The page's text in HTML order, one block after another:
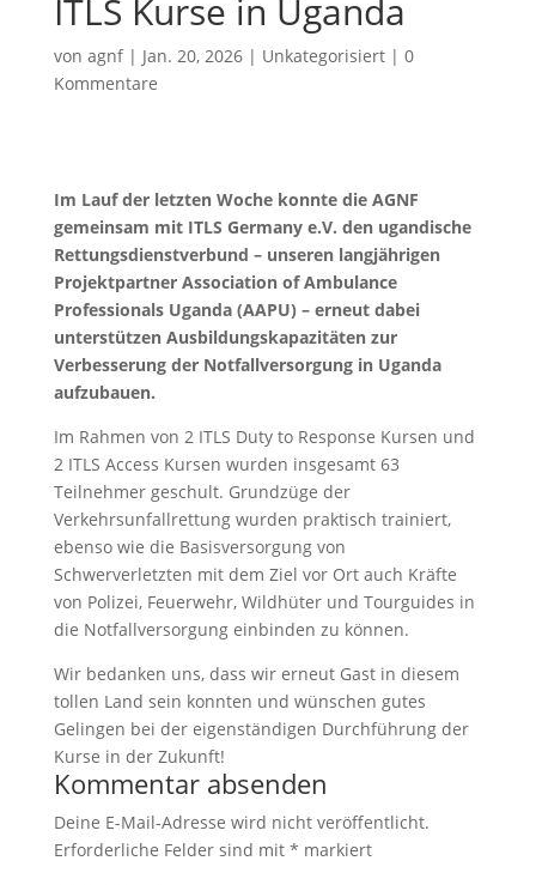
ITLS Kurse in Uganda
von agnf| Jan. 20, 2026| Unkategorisiert| 0
Kommentare
Im Lauf der letzten Woche konnte die AGNF
gemeinsam mit ITLS Germany e.V. den ugandische
Rettungsdienstverbund – unseren langjährigen
Projektpartner Association of Ambulance
Professionals Uganda (AAPU) – erneut dabei
unterstützen Ausbildungskapazitäten zur
Verbesserung der Notfallversorgung in Uganda
aufzubauen.
Im Rahmen von 2 ITLS Duty to Response Kursen und
2 ITLS Access Kursen wurden insgesamt 63
Teilnehmer geschult. Grundzüge der
Verkehrsunfallrettung wurden praktisch trainiert,
ebenso wie die Basisversorgung von
Schwerverletzten mit dem Ziel vor Ort auch Kräfte
von Polizei, Feuerwehr, Wildhüter und Tourguides in
die Notfallversorgung einbinden zu können.
Wir bedanken uns, dass wir erneut Gast in diesem
tollen Land sein konnten und wünschen gutes
Gelingen bei der eigenständigen Durchführung der
Kurse in der Zukunft!
Kommentar absenden
Deine E-Mail-Adresse wird nicht veröffentlicht.
Erforderliche Felder sind mit * markiert